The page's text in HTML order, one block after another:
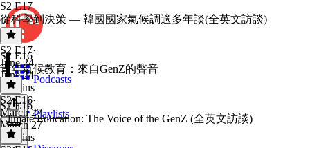
Podcasts
Playlists
S2 E17
從科學到決策 — 韓國國家氣候調適多年談(全英文訪談)
S2 E17·
June 24
June 24
34 mins
S2 E16
青年氣候教育：來自GenZ的聲音
S2 E16·
March 27
March 27
38 mins
S2 E16
Climate Education: The Voice of the GenZ (全英文訪談)